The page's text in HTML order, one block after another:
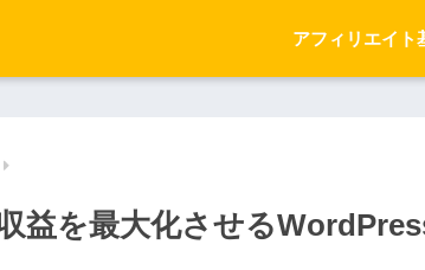
アフィリエイト
益を最大化させる